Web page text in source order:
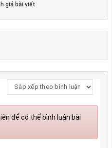
giá bài viết
để có thể bình luận bài